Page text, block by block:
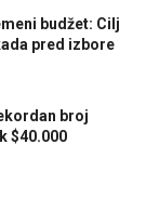
budžet: Cilj
pred izbore
broj
$40.000